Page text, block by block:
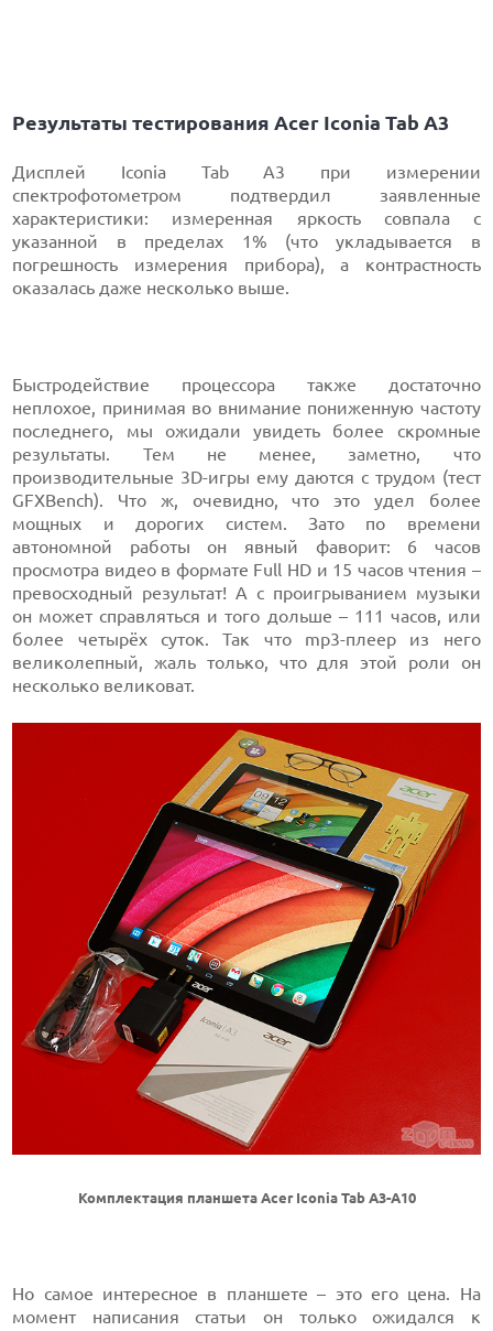
Результаты тестирования Acer Iconia Tab A3
Дисплей Iconia Tab A3 при измерении
спектрофотометром подтвердил заявленные
характеристики: измеренная яркость совпала с
указанной в пределах 1% (что укладывается в
погрешность измерения прибора), а контрастность
оказалась даже несколько выше.
Быстродействие процессора также достаточно
неплохое, принимая во внимание пониженную частоту
последнего, мы ожидали увидеть более скромные
результаты. Тем не менее, заметно, что
производительные 3D-игры ему даются с трудом (тест
GFXBench). Что ж, очевидно, что это удел более
мощных и дорогих систем. Зато по времени
автономной работы он явный фаворит: 6 часов
просмотра видео в формате Full HD и 15 часов чтения –
превосходный результат! А с проигрыванием музыки
он может справляться и того дольше – 111 часов, или
более четырёх суток. Так что mp3-плеер из него
великолепный, жаль только, что для этой роли он
несколько великоват.
Комплектация планшета Acer Iconia Tab A3-A10
Но самое интересное в планшете – это его цена. На
момент написания статьи он только ожидался к